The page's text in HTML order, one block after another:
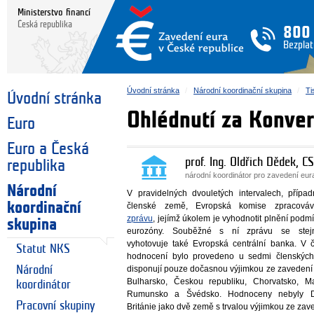
Ministerstvo financí
Česká republika
800
Úvodní stránka
Euro
Euro a Česká
republika
Národní
koordinační
skupina
Statut NKS
Národní
koordinátor
Pracovní skupiny
Úvodní stránka Národní koordinační skupina
Ohlédnutí za
prof. Ing. Oldřich Dědek,
národní koordinátor pro zavedení
V pravidelných dvouletých intervalech,
členské země, Evropská komise
zprávu, jejímž úkolem je vyhodnotit plnění
eurozóny. Souběžné s ní zprávu se
vyhotovuje také Evropská centrální banka. V
hodnocení bylo provedeno u sedmi
disponují pouze dočasnou výjimkou ze
Bulharsko, Českou republiku, Chorvatsko,
Rumunsko a Švédsko. Hodnoceny nebyly
Británie jako dvě země s trvalou výjimkou ze